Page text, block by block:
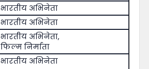
भारतीय अभिनेता
भारतीय अभिनेता
भारतीय अभिनेता,
फिल्म निर्माता
भारतीय अभिनेता